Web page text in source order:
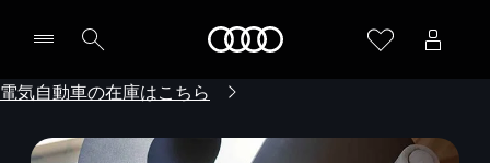
電気自動車の在庫はこちら